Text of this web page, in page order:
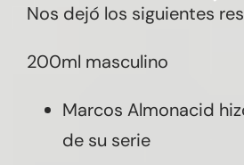
Nos dejó los siguientes
200ml masculino
Marcos Almonacid
de su serie